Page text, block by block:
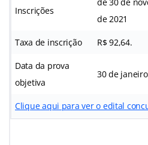
Inscrições
de 2021
Taxa de inscrição R$ 92,64.
Data da prova
objetiva
30 de
Clique aqui para ver o edital